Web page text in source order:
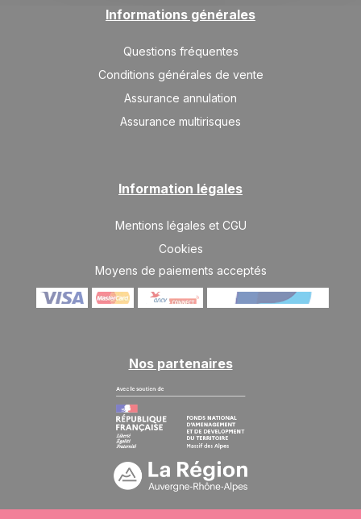
Informations générales
Questions fréquentes
Conditions générales de vente
Assurance annulation
Assurance multirisques
Information légales
Mentions légales et CGU
Cookies
Moyens de paiements acceptés
Nos partenaires